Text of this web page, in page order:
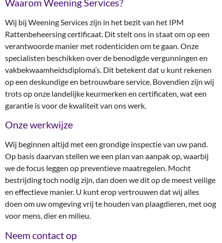
Wij bij Weening Services zijn in het bezit van het IPM
Rattenbeheersing certificaat. Dit stelt ons in staat om op een
verantwoorde manier met rodenticiden om te gaan. Onze
specialisten beschikken over de benodigde vergunningen en
vakbekwaamheidsdiploma’s. Dit betekent dat u kunt rekenen
op een deskundige en betrouwbare service. Bovendien zijn wij
trots op onze landelijke keurmerken en certificaten, wat een
garantie is voor de kwaliteit van ons werk.
Onze werkwijze
Wij beginnen altijd met een grondige inspectie van uw pand.
Op basis daarvan stellen we een plan van aanpak op, waarbij
we de focus leggen op preventieve maatregelen. Mocht
bestrijding toch nodig zijn, dan doen we dit op de meest veilige
en effectieve manier. U kunt erop vertrouwen dat wij alles
doen om uw omgeving vrij te houden van plaagdieren, met oog
voor mens, dier en milieu.
Neem contact op